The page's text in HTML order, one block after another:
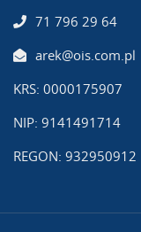
71 796 29 64
arek@ois.com.pl
KRS: 0000175907
NIP: 9141491714
REGON: 932950912